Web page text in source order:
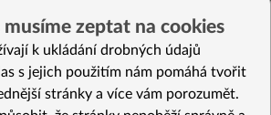
s koprem a vločkami
zeleninou
musíme zeptat na cookies
k ukládání drobných údajů
s jejich použitím nám pomáhá tvořit
stránky a více vám porozumět.